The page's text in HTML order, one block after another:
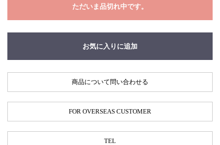
ただいま品切れ中です。
お気に入りに追加
商品について問い合わせる
FOR OVERSEAS CUSTOMER
TEL